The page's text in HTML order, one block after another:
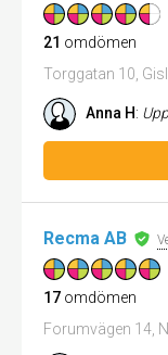
21 omdömen
Torggatan 10,
Anna H: Uppfattar
Recma AB
17 omdömen
Forumvägen 14,